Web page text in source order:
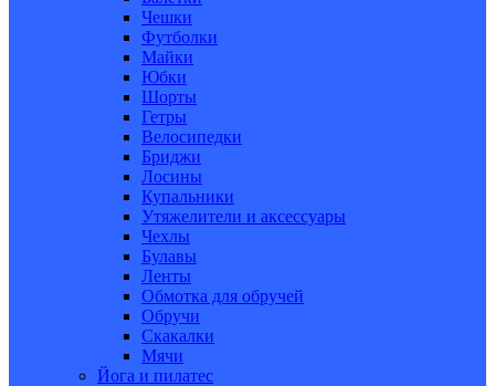
Чешки
Футболки
Майки
Юбки
Шорты
Гетры
Велосипедки
Бриджи
Лосины
Купальники
Утяжелители и аксессуары
Чехлы
Булавы
Ленты
Обмотка для обручей
Обручи
Скакалки
Мячи
Йога и пилатес